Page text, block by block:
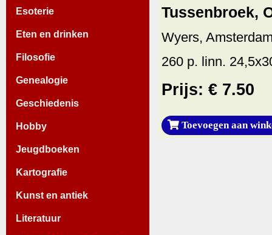
Esoterie
Eten en drinken
Filosofie
Genealogie
Geschiedenis
Hobby
Jeugdboeken
Kartografie
Kunst en antiek
Literatuur
Tussenbroek,
Wyers,
260 p. linn.
Prijs: € 7.50
Toevoegen aan